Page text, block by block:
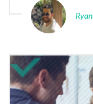
Ryan